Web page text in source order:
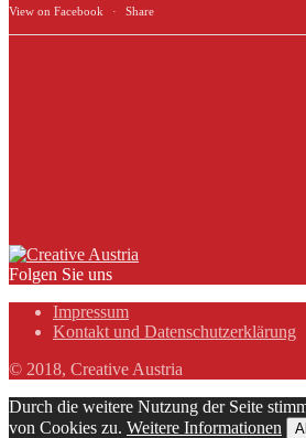
View on Facebook · Share
Folgen Sie uns
Impressum
Kontakt und Datenschutzerklärung
© 2018, Creative Austria
Durch die weitere Nutzung der Seite
von Cookies zu. Weitere Informationen